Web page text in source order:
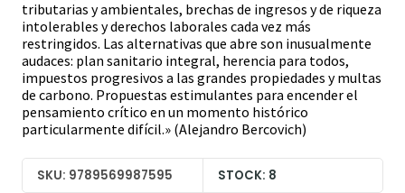
tributarias y ambientales, brechas de ingresos y de riqueza
intolerables y derechos laborales cada vez más
restringidos. Las alternativas que abre son inusualmente
audaces: plan sanitario integral, herencia para todos,
impuestos progresivos a las grandes propiedades y multas
de carbono. Propuestas estimulantes para encender el
pensamiento crítico en un momento histórico
particularmente difícil.» (Alejandro Bercovich)
SKU: 9789569987595 STOCK: 8